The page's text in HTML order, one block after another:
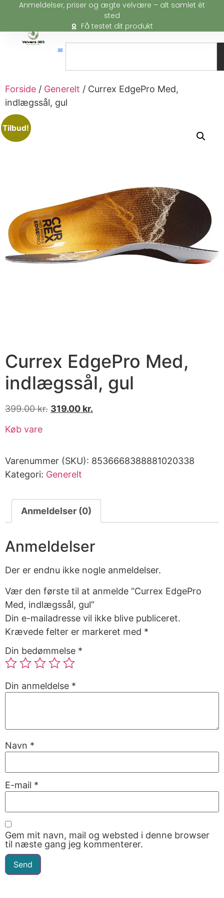
Anmeldelser, priser og ægte velvære – alt samlet ét
sted
Få testet dit produkt
Forside / Generelt / Currex EdgePro Med,
indlægssål, gul
Tilbud!
Currex EdgePro Med,
indlægssål, gul
399.00kr. 319.00 kr.
Køb vare
Varenummer (SKU): 8536668388881020338
Kategori: Generelt
Anmeldelser (0)
Anmeldelser
Der er endnu ikke nogle anmeldelser.
Vær den første til at anmelde “Currex EdgePro
Med, indlægssål, gul”
Din e-mailadresse vil ikke blive publiceret.
Krævede felter er markeret med *
Din bedømmelse *
Din anmeldelse *
Navn *
E-mail *
Gem mit navn, mail og websted i denne browser
til næste gang jeg kommenterer.